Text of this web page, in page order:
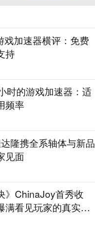
戏加速器横评：免费
持
时的游戏加速器：适
频率
隆携全系轴体与新品
见面
》ChinaJoy首秀收
满看见玩家的真实期